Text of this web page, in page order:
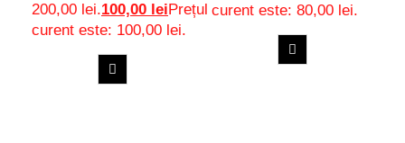
200,00 lei.100,00 lei Prețul
curent este: 100,00 lei.
curent este: 80,00 lei.